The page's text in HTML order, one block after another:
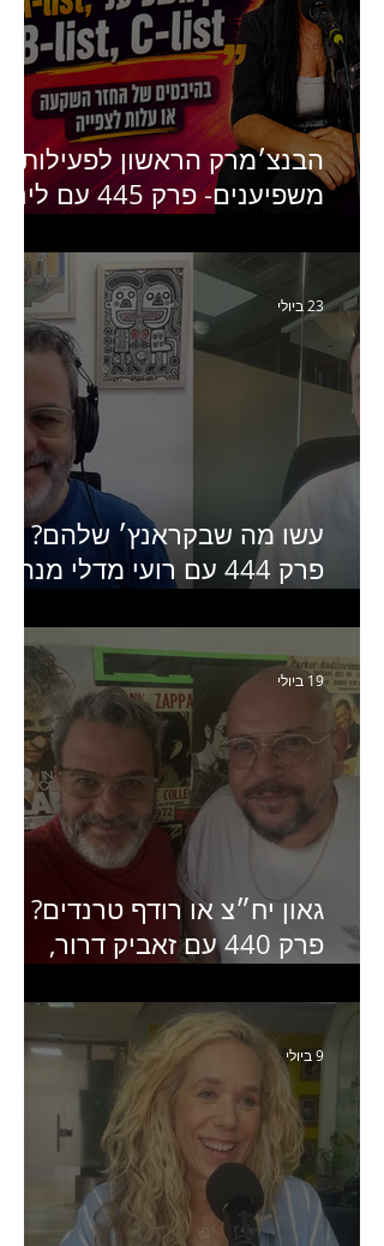
הבנצ׳מרק הראשון לפעילות
משפיענים- פרק 445 עם לינוי
Humanz ישראל
עשו מה שבקראנץ׳ שלהם?
פרק 444 עם רועי מדלי מנהל
האחרון של קראנץ׳
23 ביולי
גאון יח״צ או רודף טרנדים?
פרק 440 עם זאביק דרור,
ותקשורת
19 ביולי
9 ביולי